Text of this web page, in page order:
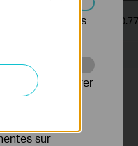
Taille du fichier:
être désactivés
pour améliorer
publicitaires
sur